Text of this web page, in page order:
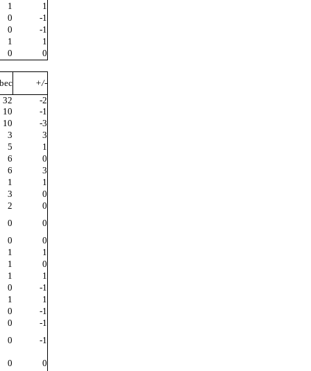
1
1
0
-1
0
-1
1
1
0
0
+/-
32
-2
10
-1
10
-3
3
3
5
1
6
0
6
3
1
1
3
0
2
0
0
0
0
0
1
1
1
0
1
1
0
-1
1
1
0
-1
0
-1
0
-1
0
0